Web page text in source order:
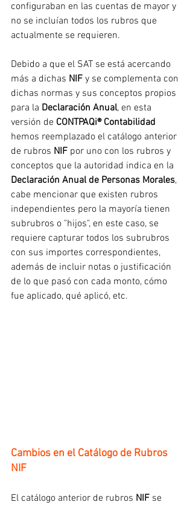
configuraban en las cuentas de mayor y
no se incluían todos los rubros que
actualmente se requieren.
Debido a que el SAT se está acercando
más a dichas NIF y se complementa con
dichas normas y sus conceptos propios
para la Declaración Anual, en esta
versión de CONTPAQi® Contabilidad
hemos reemplazado el catálogo anterior
de rubros NIF por uno con los rubros y
conceptos que la autoridad indica en la
Declaración Anual de Personas Morales,
cabe mencionar que existen rubros
independientes pero la mayoría tienen
subrubros o "hijos", en este caso, se
requiere capturar todos los subrubros
con sus importes correspondientes,
además de incluir notas o justificación
de lo que pasó con cada monto, cómo
fue aplicado, qué aplicó, etc.
Cambios en el Catálogo de Rubros
NIF
El catálogo anterior de rubros NIF se